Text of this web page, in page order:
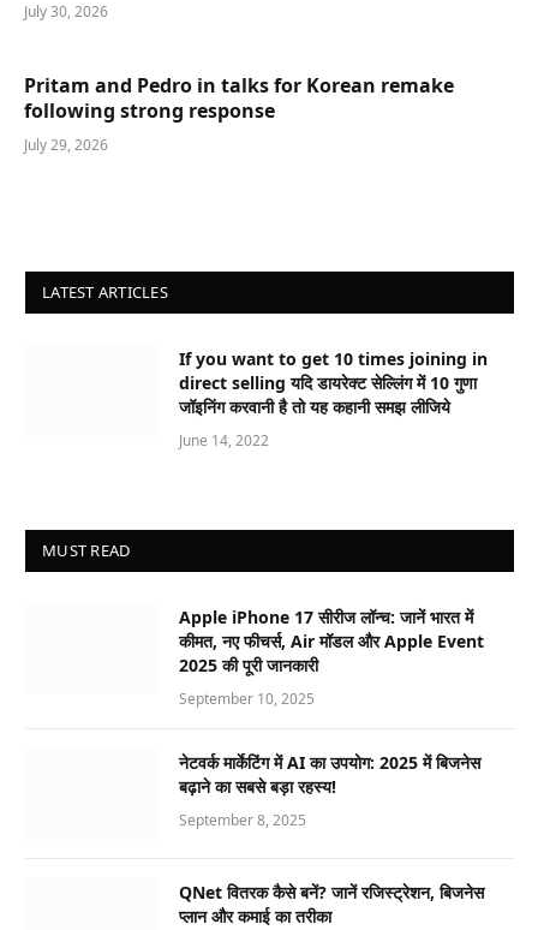
July 30, 2026
Pritam and Pedro in talks for Korean remake
following strong response
July 29, 2026
LATEST ARTICLES
If you want to get 10 times joining in
direct selling यदि डायरेक्ट सेल्लिंग में 10 गुणा
जॉइनिंग करवानी है तो यह कहानी समझ लीजिये
June 14, 2022
MUST READ
Apple iPhone 17 सीरीज लॉन्च: जानें भारत में
कीमत, नए फीचर्स, Air मॉडल और Apple Event
2025 की पूरी जानकारी
September 10, 2025
नेटवर्क मार्केटिंग में AI का उपयोग: 2025 में बिजनेस
बढ़ाने का सबसे बड़ा रहस्य!
September 8, 2025
QNet वितरक कैसे बनें? जानें रजिस्ट्रेशन, बिजनेस
प्लान और कमाई का तरीका